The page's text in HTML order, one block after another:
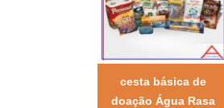
cesta básica de
doação Água Rasa